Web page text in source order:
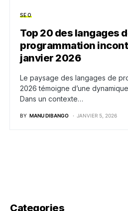
SEO
Top 20 des langages
programmation
janvier 2026
Le paysage des langages de
2026 témoigne d’une
Dans un contexte…
BY MANU DIBANGO JANVIER 5, 2026
Categories